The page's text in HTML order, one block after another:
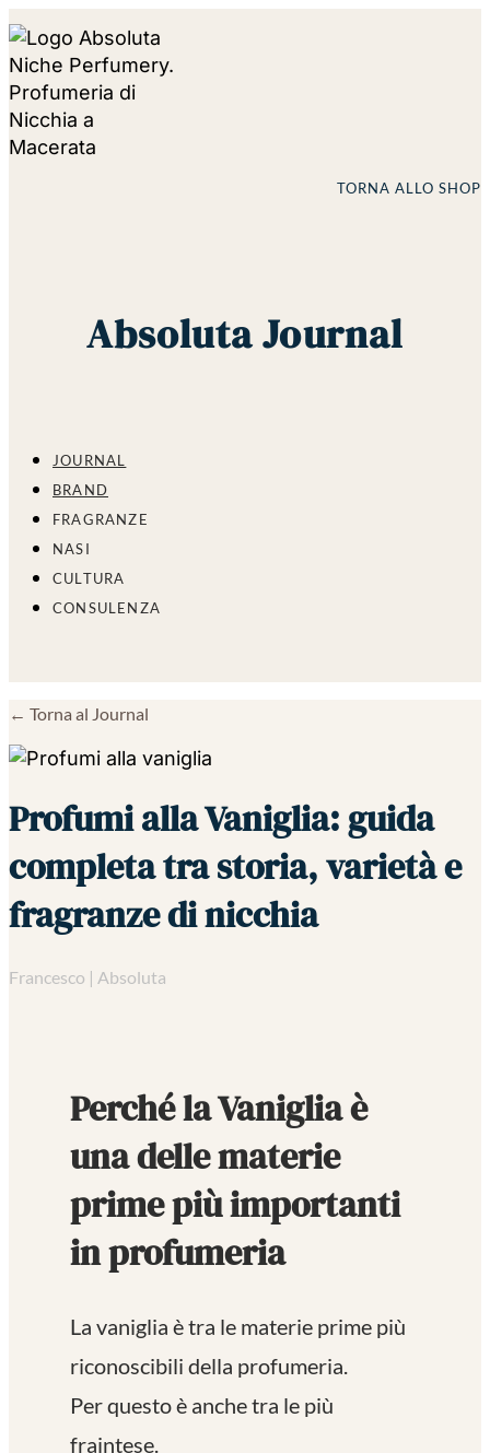
TORNA ALLO SHOP
Absoluta Journal
JOURNAL
BRAND
FRAGRANZE
NASI
CULTURA
CONSULENZA
← Torna al Journal
Profumi alla Vaniglia: guida
completa tra storia, varietà e
fragranze di nicchia
Francesco | Absoluta
Perché la Vaniglia è
una delle materie
prime più importanti
in profumeria
La vaniglia è tra le materie prime più
riconoscibili della profumeria.
Per questo è anche tra le più
fraintese.